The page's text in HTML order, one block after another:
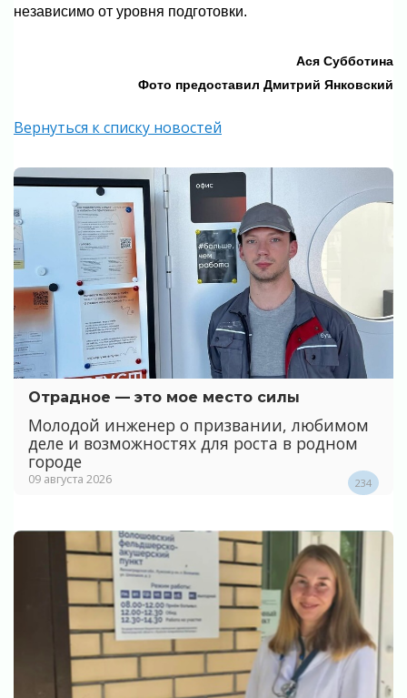
независимо от уровня подготовки.
Ася Субботина
Фото предоставил Дмитрий Янковский
Вернуться к списку новостей
Отрадное — это мое место силы
Молодой инженер о призвании, любимом
деле и возможностях для роста в родном
городе
09 августа 2026 234